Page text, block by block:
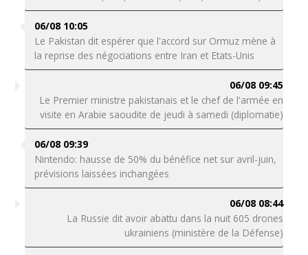
06/08 10:05
Le Pakistan dit espérer que l'accord sur Ormuz mène à
la reprise des négociations entre Iran et Etats-Unis
06/08 09:45
Le Premier ministre pakistanais et le chef de l'armée en
visite en Arabie saoudite de jeudi à samedi (diplomatie)
06/08 09:39
Nintendo: hausse de 50% du bénéfice net sur avril-juin,
prévisions laissées inchangées
06/08 08:44
La Russie dit avoir abattu dans la nuit 605 drones
ukrainiens (ministère de la Défense)